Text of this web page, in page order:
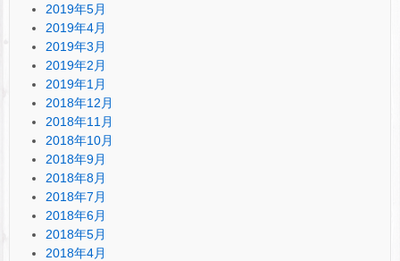
2019年5月
2019年4月
2019年3月
2019年2月
2019年1月
2018年12月
2018年11月
2018年10月
2018年9月
2018年8月
2018年7月
2018年6月
2018年5月
2018年4月